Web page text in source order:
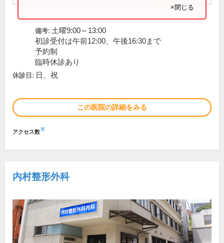
×閉じる
備考: 土曜9:00～13:00
初診受付は午前12:00、午後16:30まで
予約制
臨時休診あり
休診日: 日、祝
この医院の詳細をみる
アクセス数※
内村整形外科